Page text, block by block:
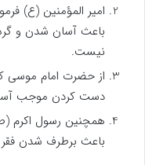
امیر المؤمنین (ع)
باعث آسان شدن و
نیست.
از حضرت امام موسی
دست کردن موجب
همچنین رسول اکرم
باعث برطرف شدن